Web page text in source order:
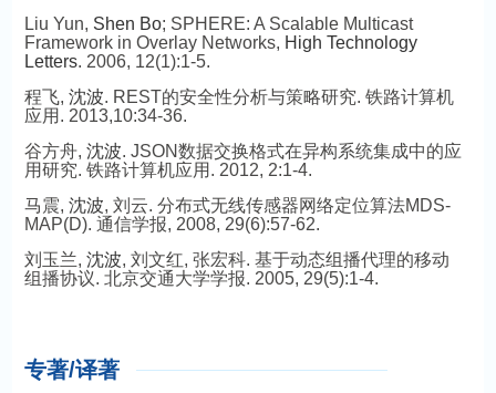
Liu Yun, Shen Bo; SPHERE: A Scalable Multicast
Framework in Overlay Networks, High Technology
Letters. 2006, 12(1):1-5.
程飞, 沈波. REST的安全性分析与策略研究. 铁路计算机
应用. 2013,10:34-36.
谷方舟, 沈波. JSON数据交换格式在异构系统集成中的应
用研究. 铁路计算机应用. 2012, 2:1-4.
马震, 沈波, 刘云. 分布式无线传感器网络定位算法MDS-
MAP(D). 通信学报, 2008, 29(6):57-62.
刘玉兰, 沈波, 刘文红, 张宏科. 基于动态组播代理的移动
组播协议. 北京交通大学学报. 2005, 29(5):1-4.
专著/译著